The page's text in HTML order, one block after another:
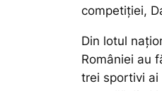
competiției,
Din lotul
României au
trei sportivi ai